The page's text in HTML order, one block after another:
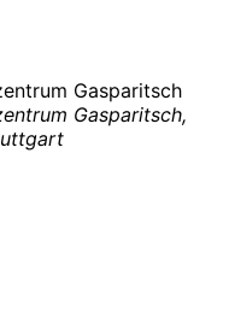
Gasparitsch
Gasparitsch,